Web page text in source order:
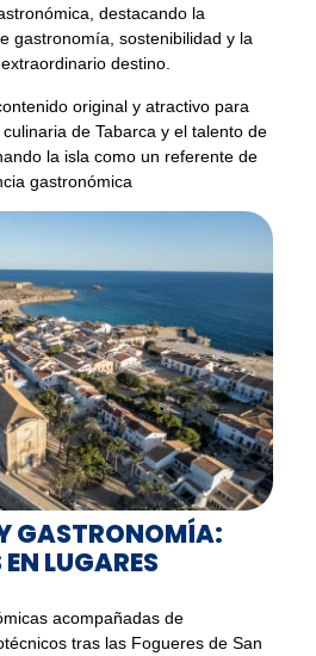
destacando la
gastronomía, sostenibilidad y la
destino.
original y atractivo para
de Tabarca y el talento de
la isla como un referente de
gastronómica
GASTRONOMÍA:
LUGARES
acompañadas de
tras las Fogueres de San